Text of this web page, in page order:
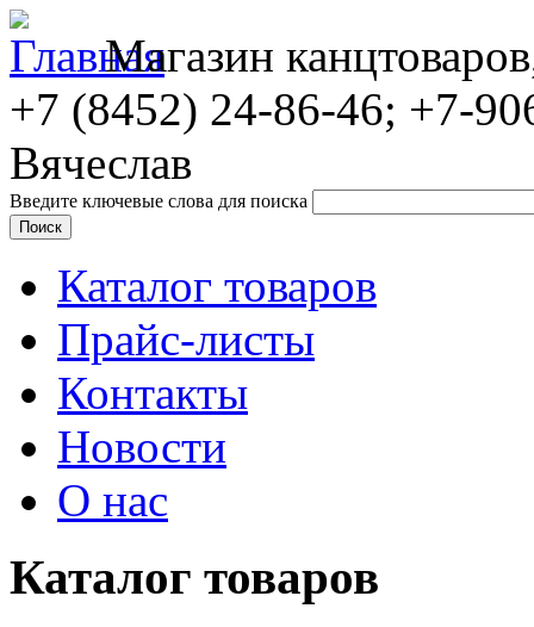
Магазин
+7 (8452) 24-86-46; +7-
Вячеслав
Введите ключевые слова для поиска
Каталог товаров
Прайс-листы
Контакты
Новости
О нас
Каталог товаров